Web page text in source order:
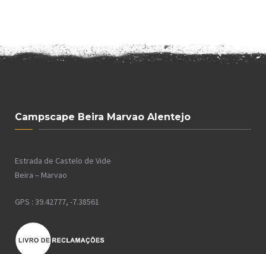
Campscape Beira Marvao Alentejo
Estrada de Castelo de Vide
Beira – Marvao
GPS : 39.42777, -7.38561